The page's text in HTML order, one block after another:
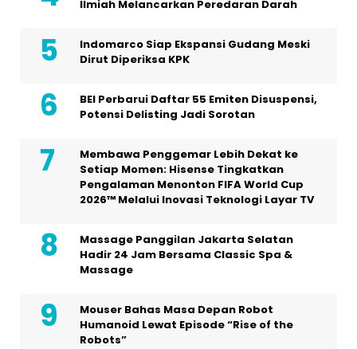
Ilmiah Melancarkan Peredaran Darah
Indomarco Siap Ekspansi Gudang Meski
Dirut Diperiksa KPK
BEI Perbarui Daftar 55 Emiten Disuspensi,
Potensi Delisting Jadi Sorotan
Membawa Penggemar Lebih Dekat ke
Setiap Momen: Hisense Tingkatkan
Pengalaman Menonton FIFA World Cup
2026™ Melalui Inovasi Teknologi Layar TV
Massage Panggilan Jakarta Selatan
Hadir 24 Jam Bersama Classic Spa &
Massage
Mouser Bahas Masa Depan Robot
Humanoid Lewat Episode “Rise of the
Robots”